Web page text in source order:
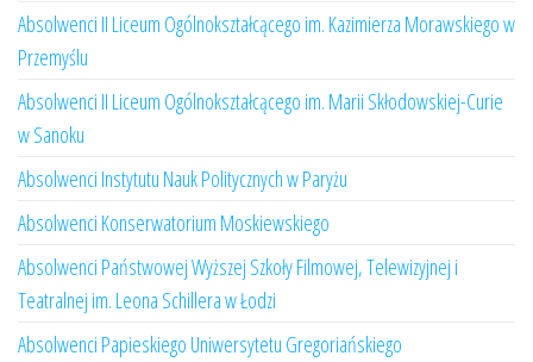
Absolwenci II Liceum Ogólnokształcącego im. Kazimierza Morawskiego w
Przemyślu
Absolwenci II Liceum Ogólnokształcącego im. Marii Skłodowskiej-Curie
w Sanoku
Absolwenci Instytutu Nauk Politycznych w Paryżu
Absolwenci Konserwatorium Moskiewskiego
Absolwenci Państwowej Wyższej Szkoły Filmowej, Telewizyjnej i
Teatralnej im. Leona Schillera w Łodzi
Absolwenci Papieskiego Uniwersytetu Gregoriańskiego